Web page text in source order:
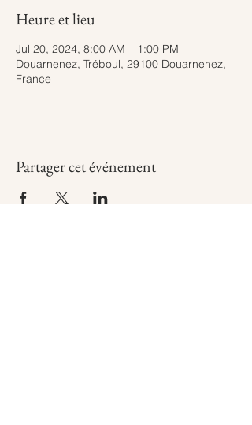
Heure et lieu
Jul 20, 2024, 8:00 AM – 1:00 PM
Douarnenez, Tréboul, 29100 Douarnenez,
France
Partager cet événement